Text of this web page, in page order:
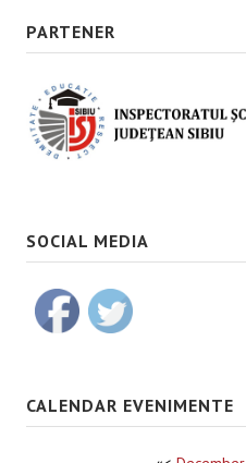
PARTENER
SOCIAL MEDIA
CALENDAR EVENIMENTE